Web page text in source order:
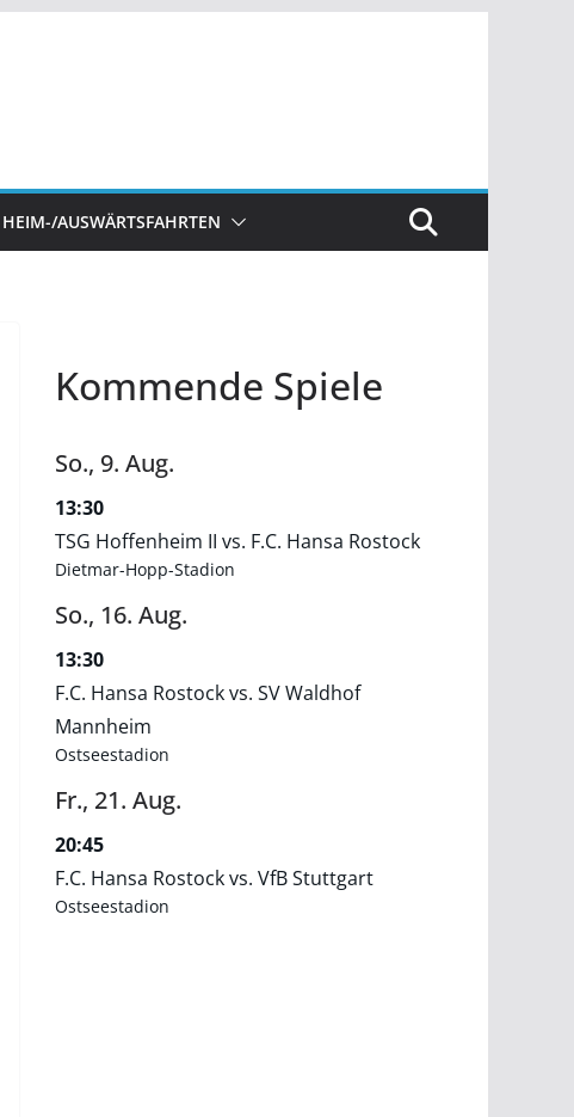
HEIM-/AUSWÄRTSFAHRTEN
Kommende Spiele
So., 9. Aug.
13:30
TSG Hoffenheim II vs. F.C. Hansa Rostock
Dietmar-Hopp-Stadion
So., 16. Aug.
13:30
F.C. Hansa Rostock vs. SV Waldhof
Mannheim
Ostseestadion
Fr., 21. Aug.
20:45
F.C. Hansa Rostock vs. VfB Stuttgart
Ostseestadion